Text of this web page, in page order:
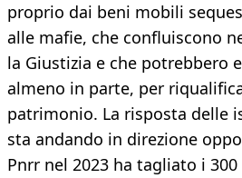
proprio dai beni mobili
alle mafie, che confluiscono
la Giustizia e che potrebbero
almeno in parte, per
patrimonio. La risposta delle
sta andando in direzione
Pnrr nel 2023 ha tagliato i